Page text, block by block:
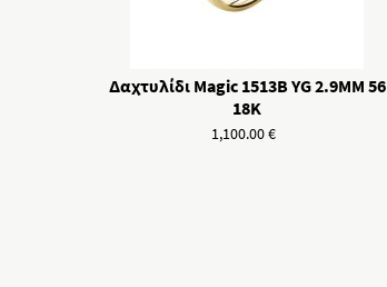
Δαχτυλίδι Magic 1513B YG 2.9MM 56
18K
1,100.00€